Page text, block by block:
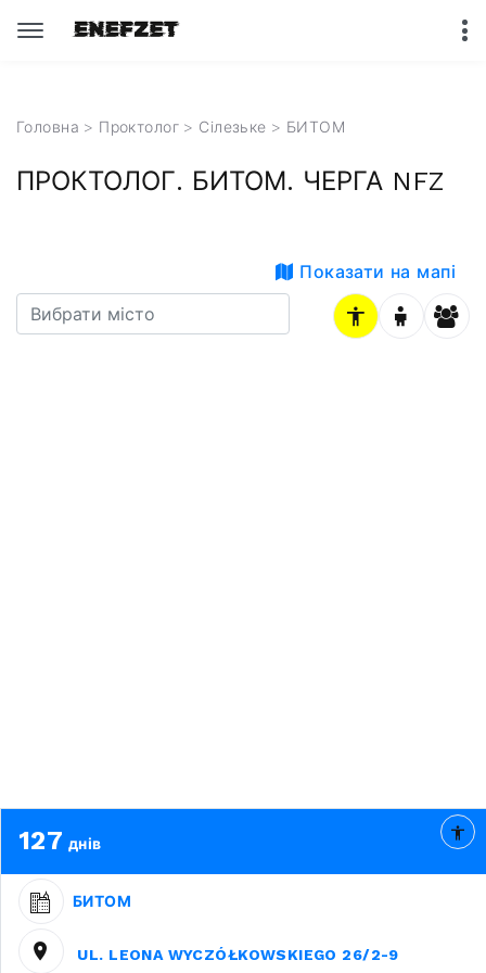
Головна > Проктолог > Сілезьке > БИТОМ
ПРОКТОЛОГ. БИТОМ. ЧЕРГА NFZ
Показати на мапі
127 днів
БИТОМ
UL. LEONA WYCZÓŁKOWSKIEGO 26/2-9